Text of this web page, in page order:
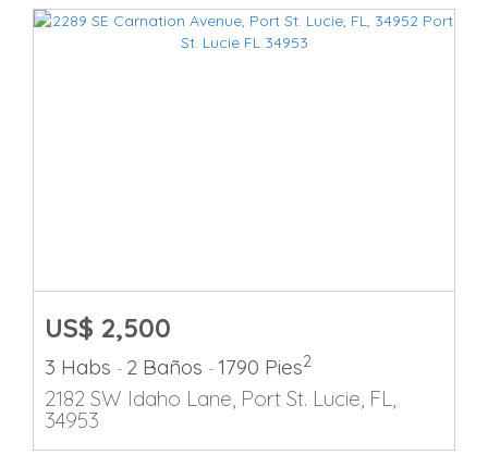
US$ 2,500
3 Habs - 2 Baños - 1790 Pies2
2182 SW Idaho Lane, Port St. Lucie, FL,
34953